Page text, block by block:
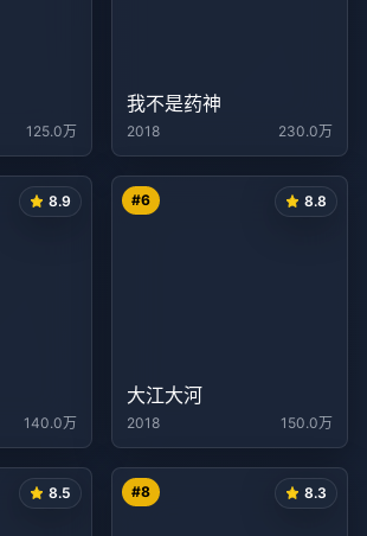
125.0万
我不是药神
2018 230.0万
8.9
140.0万
#6 8.8
大江大河
2018 150.0万
8.5 #8 8.3